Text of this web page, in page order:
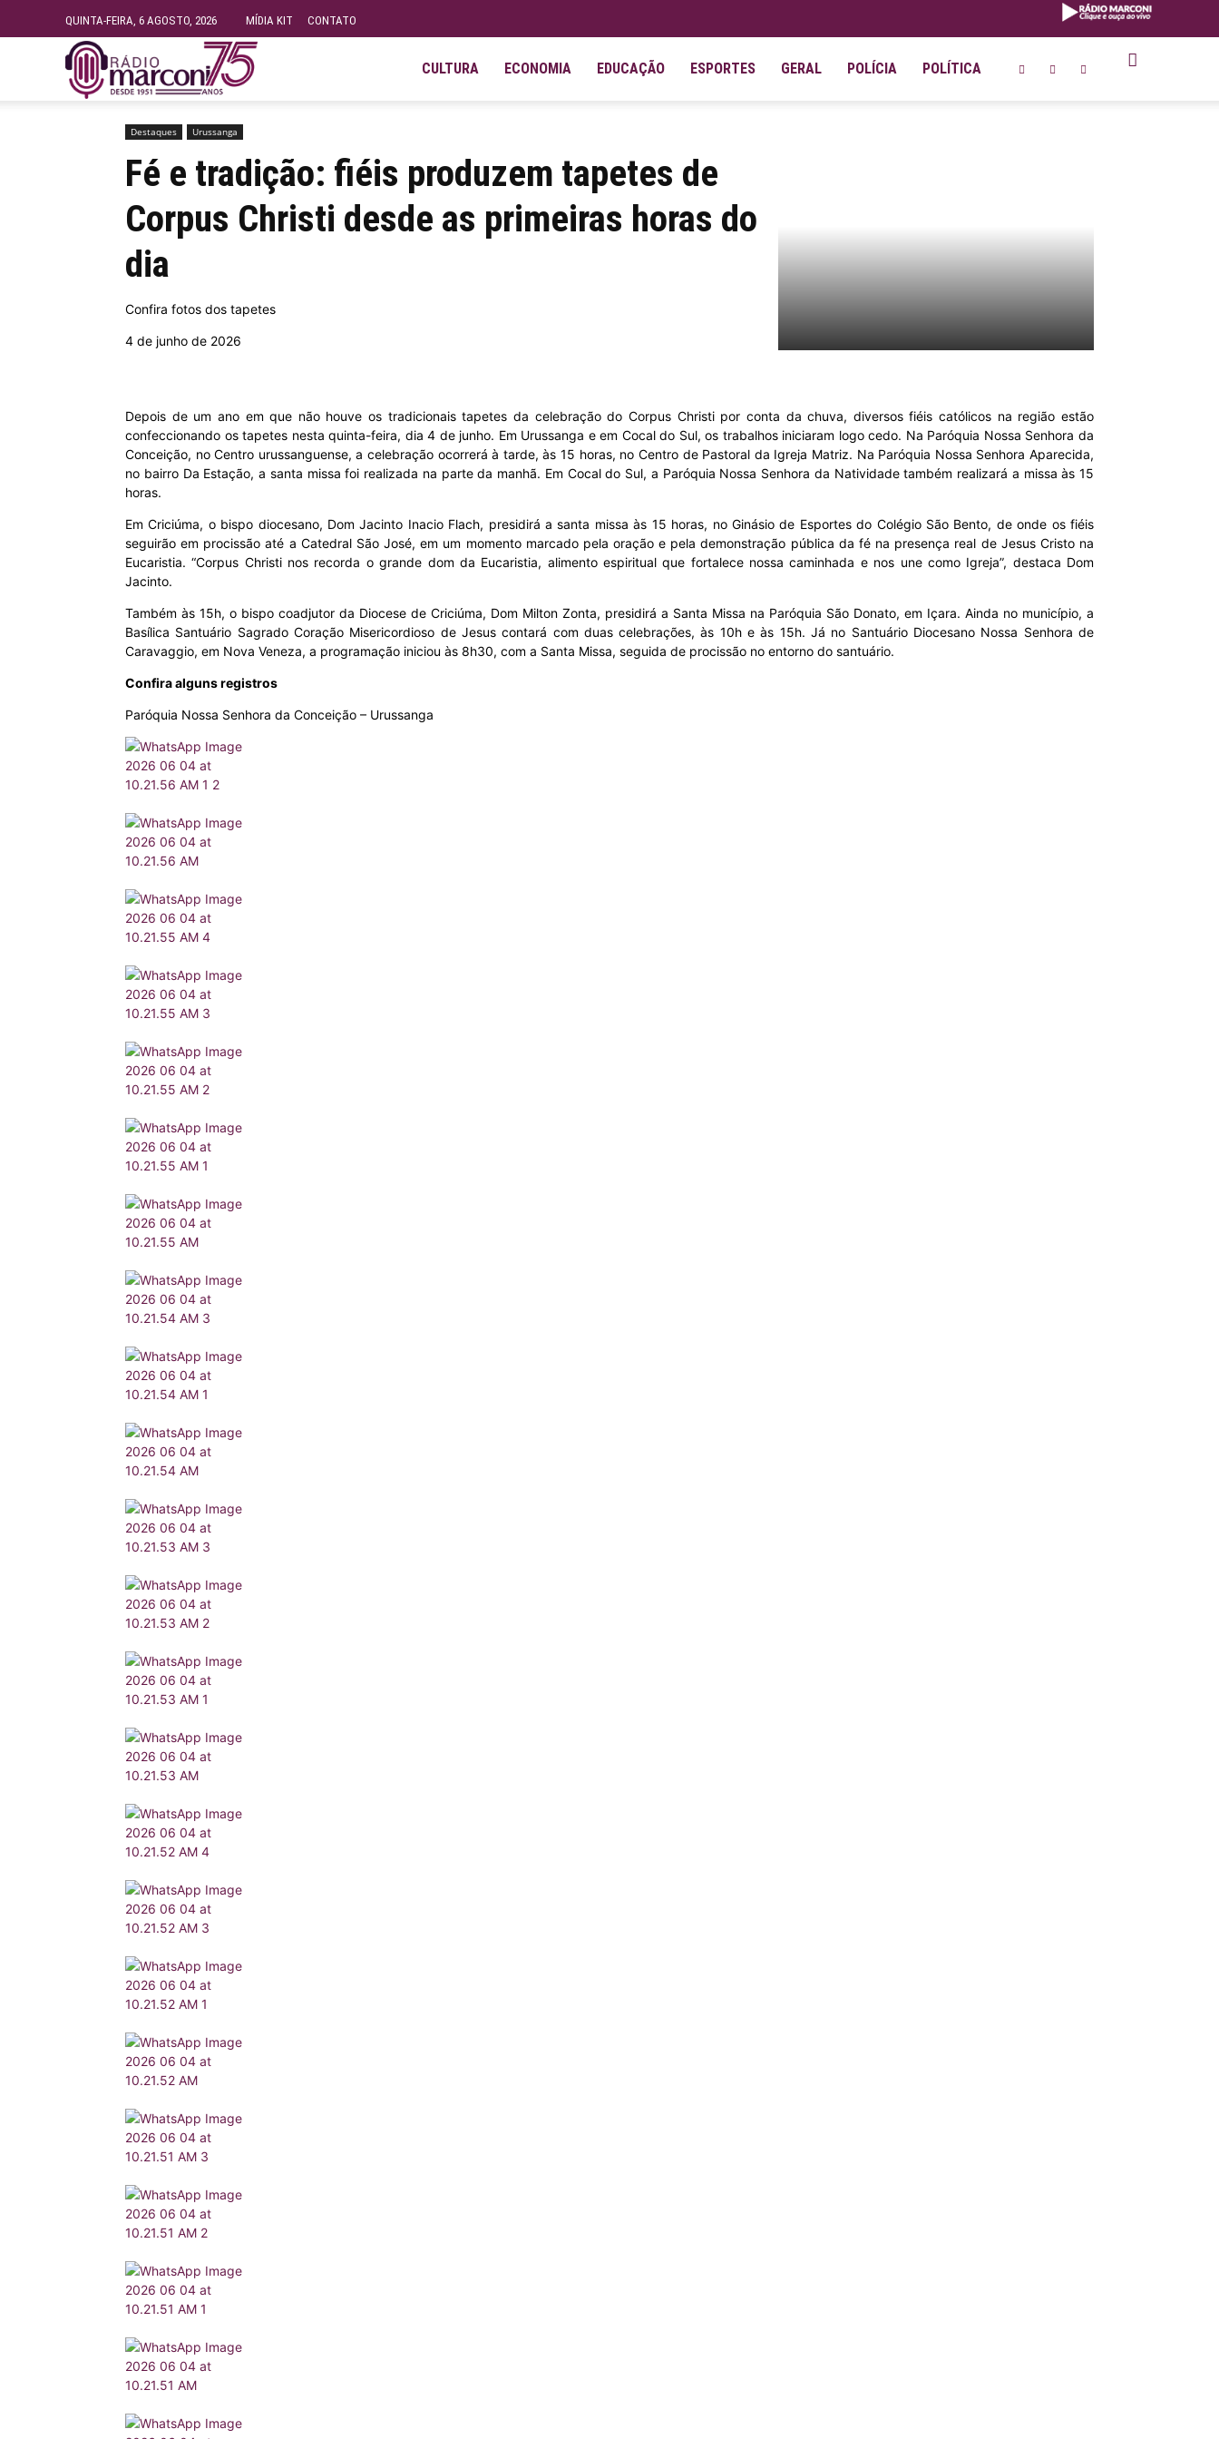
QUINTA-FEIRA, 6 AGOSTO, 2026 MÍDIA KIT CONTATO
Marconi
MHZ
CULTURA ECONOMIA EDUCAÇÃO ESPORTES GERAL POLÍCIA POLÍTICA
Início Destaques
Destaques Urussanga
Fé e tradição: fiéis produzem tapetes de
Corpus Christi desde as primeiras horas do
dia
Confira fotos dos tapetes
4 de junho de 2026
Depois de um ano em que não houve os tradicionais tapetes da celebração do Corpus Christi por conta da chuva, diversos fiéis católicos na região estão
confeccionando os tapetes nesta quinta-feira, dia 4 de junho. Em Urussanga e em Cocal do Sul, os trabalhos iniciaram logo cedo. Na Paróquia Nossa Senhora da
Conceição, no Centro urussanguense, a celebração ocorrerá à tarde, às 15 horas, no Centro de Pastoral da Igreja Matriz. Na Paróquia Nossa Senhora Aparecida,
no bairro Da Estação, a santa missa foi realizada na parte da manhã. Em Cocal do Sul, a Paróquia Nossa Senhora da Natividade também realizará a missa às 15
horas.
Em Criciúma, o bispo diocesano, Dom Jacinto Inacio Flach, presidirá a santa missa às 15 horas, no Ginásio de Esportes do Colégio São Bento, de onde os fiéis
seguirão em procissão até a Catedral São José, em um momento marcado pela oração e pela demonstração pública da fé na presença real de Jesus Cristo na
Eucaristia. “Corpus Christi nos recorda o grande dom da Eucaristia, alimento espiritual que fortalece nossa caminhada e nos une como Igreja”, destaca Dom
Jacinto.
Também às 15h, o bispo coadjutor da Diocese de Criciúma, Dom Milton Zonta, presidirá a Santa Missa na Paróquia São Donato, em Içara. Ainda no município, a
Basílica Santuário Sagrado Coração Misericordioso de Jesus contará com duas celebrações, às 10h e às 15h. Já no Santuário Diocesano Nossa Senhora de
Caravaggio, em Nova Veneza, a programação iniciou às 8h30, com a Santa Missa, seguida de procissão no entorno do santuário.
Confira alguns registros
Paróquia Nossa Senhora da Conceição – Urussanga